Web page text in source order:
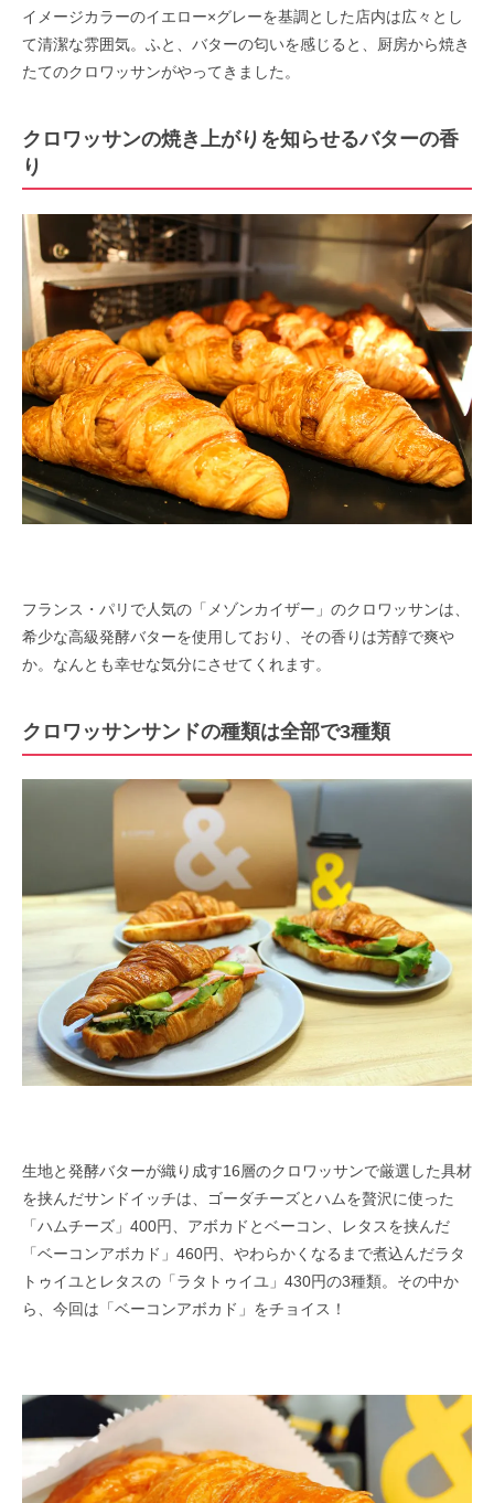
イメージカラーのイエロー×グレーを基調とした店内は広々とし
て清潔な雰囲気。ふと、バターの匂いを感じると、厨房から焼き
たてのクロワッサンがやってきました。
クロワッサンの焼き上がりを知らせるバターの香
り
フランス・パリで人気の「メゾンカイザー」のクロワッサンは、
希少な高級発酵バターを使用しており、その香りは芳醇で爽や
か。なんとも幸せな気分にさせてくれます。
クロワッサンサンドの種類は全部で3種類
生地と発酵バターが織り成す16層のクロワッサンで厳選した具材
を挟んだサンドイッチは、ゴーダチーズとハムを贅沢に使った
「ハムチーズ」400円、アボカドとベーコン、レタスを挟んだ
「ベーコンアボカド」460円、やわらかくなるまで煮込んだラタ
トゥイユとレタスの「ラタトゥイユ」430円の3種類。その中か
ら、今回は「ベーコンアボカド」をチョイス！